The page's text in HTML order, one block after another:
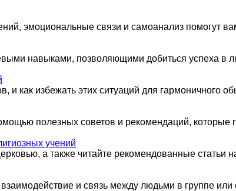
эмоциональные связи и самоанализ помогут
навыками, позволяющими добиться успеха в
и как избежать этих ситуаций для гармоничного
полезных советов и рекомендаций, которые
учений
а также читайте рекомендованные статьи
и связь между людьми в группе или